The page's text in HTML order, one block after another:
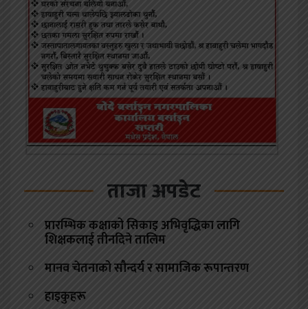
ताजा अपडेट
प्रारम्भिक कक्षाको सिकाइ अभिवृद्धिका लागि
शिक्षकलाई तीनदिने तालिम
मानव चेतनाको सौन्दर्य र सामाजिक रूपान्तरण
हाइकुहरू